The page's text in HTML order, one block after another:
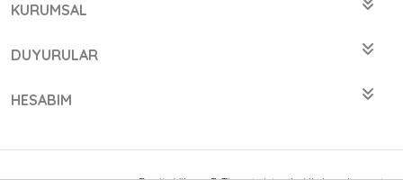
KURUMSAL
DUYURULAR
HESABIM